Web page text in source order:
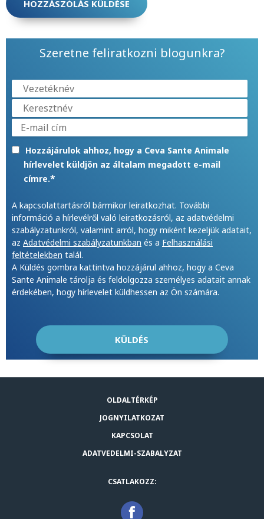
Szeretne feliratkozni blogunkra?
Hozzájárulok ahhoz, hogy a Ceva Sante Animale
hírlevelet küldjön az általam megadott e-mail
címre.*
A kapcsolattartásról bármikor leiratkozhat. További
információ a hírlevélről való leiratkozásról, az adatvédelmi
szabályzatunkról, valamint arról, hogy miként kezeljük adatait,
az Adatvédelmi szabályzatunkban és a Felhasználási
feltételekben talál.
A Küldés gombra kattintva hozzájárul ahhoz, hogy a Ceva
Sante Animale tárolja és feldolgozza személyes adatait annak
érdekében, hogy hírlevelet küldhessen az Ön számára.
OLDALTÉRKÉP
JOGNYILATKOZAT
KAPCSOLAT
ADATVEDELMI-SZABALYZAT
CSATLAKOZZ: